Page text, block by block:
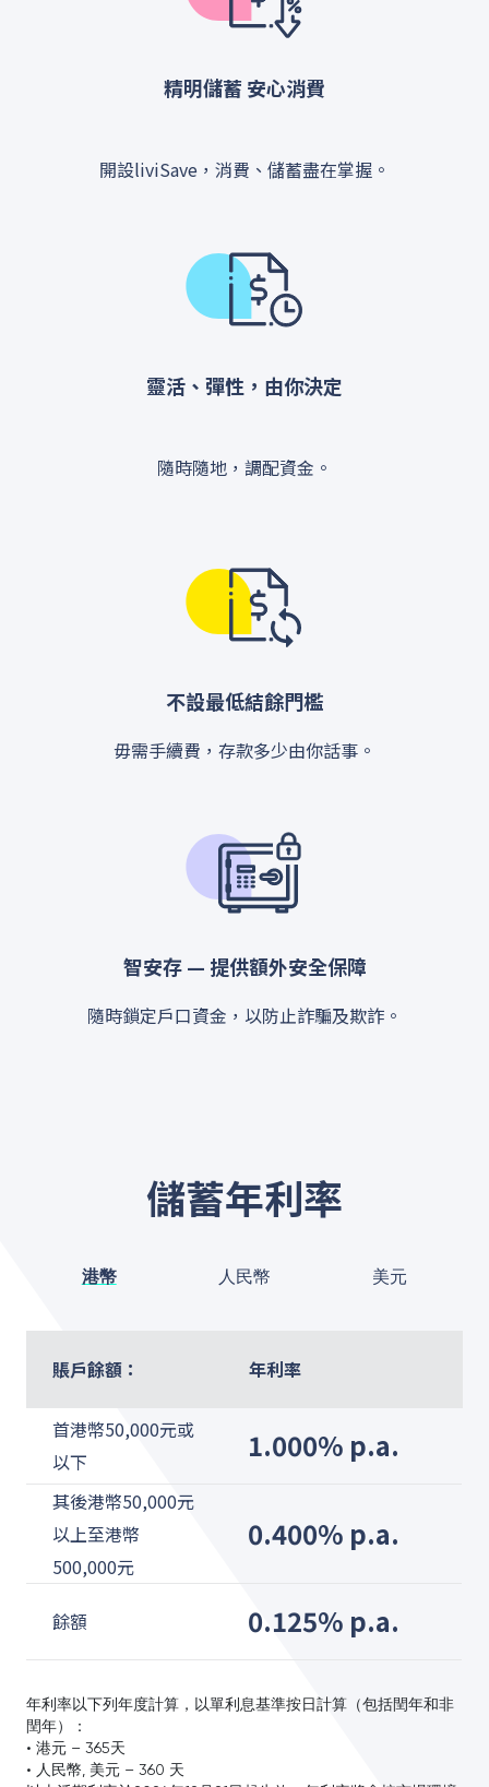
精明儲蓄 安心消費
開設liviSave，消費、儲蓄盡在掌握。
靈活、彈性，由你決定
隨時隨地，調配資金。
不設最低結餘門檻
毋需手續費，存款多少由你話事。
智安存 — 提供額外安全保障
隨時鎖定戶口資金，以防止詐騙及欺詐。
儲蓄年利率
港幣 人民幣 美元
賬戶餘額： 年利率
首港幣50,000元或
以下
1.000% p.a.
其後港幣50,000元
以上至港幣
500,000元
0.400% p.a.
餘額 0.125% p.a.
年利率以下列年度計算，以單利息基準按日計算（包括閏年和非
閏年）：
• 港元 – 365天
• 人民幣, 美元 – 360 天